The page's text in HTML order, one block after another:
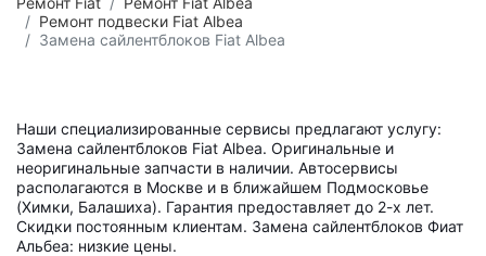
Ремонт подвески Fiat Albea
Замена сайлентблоков Fiat Albea
Наши специализированные сервисы предлагают услугу:
Замена сайлентблоков Fiat Albea. Оригинальные и
неоригинальные запчасти в наличии. Автосервисы
располагаются в Москве и в ближайшем Подмосковье
(Химки, Балашиха). Гарантия предоставляет до 2-х лет.
Скидки постоянным клиентам. Замена сайлентблоков Фиат
Альбеа: низкие цены.